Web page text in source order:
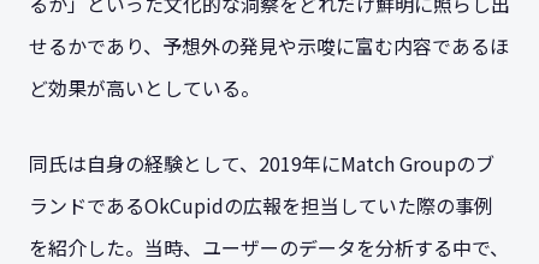
せるかであり、予想外の発見や示唆に富む内容であるほ
ど効果が高いとしている。
同氏は自身の経験として、2019年にMatch Groupのブ
ランドであるOkCupidの広報を担当していた際の事例
を紹介した。当時、ユーザーのデータを分析する中で、